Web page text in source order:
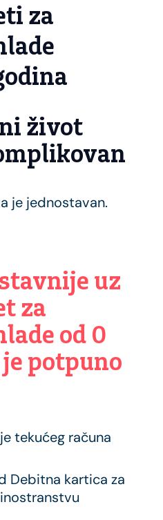
za
život
je jednostavan.
uz
za
od 0
potpuno
tekućeg računa
Debitna kartica za